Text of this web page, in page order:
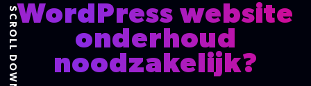
WordPress website
onderhoud
noodzakelijk?